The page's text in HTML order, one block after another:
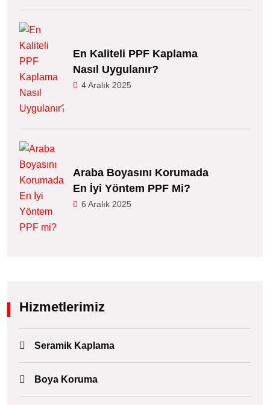
En Kaliteli PPF Kaplama
Nasıl Uygulanır?
4 Aralık 2025
Araba Boyasını Korumada
En İyi Yöntem PPF Mi?
6 Aralık 2025
Hizmetlerimiz
Seramik Kaplama
Boya Koruma